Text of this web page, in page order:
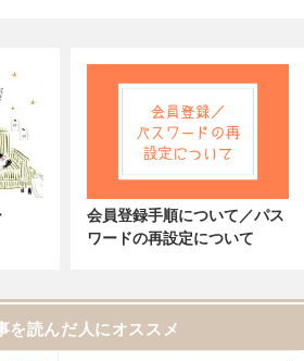
会員登録手順について／パス
ワードの再設定について
を読んだ人にオススメ